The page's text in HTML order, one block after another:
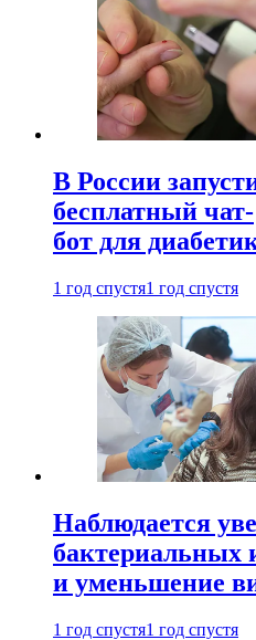
В России
бесплатный чат-
бот для
1 год спустя1 год спустя
Наблюдается
бактериальных
и уменьшение
1 год спустя1 год спустя